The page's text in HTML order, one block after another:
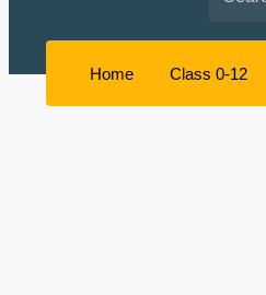
Home Class 0-12